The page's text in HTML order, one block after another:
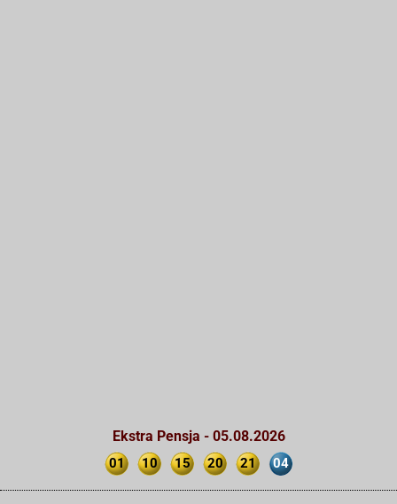
Ekstra Pensja - 05.08.2026
01 10 15 20 21 04